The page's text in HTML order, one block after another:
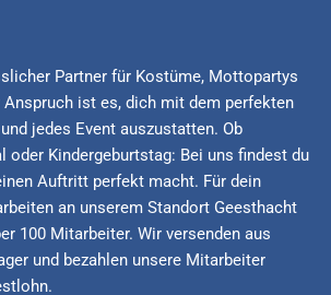
Partner für Kostüme, Mottopartys
Anspruch ist es, dich mit dem perfekten
jedes Event auszustatten. Ob
oder Kindergeburtstag: Bei uns findest du
Auftritt perfekt macht. Für dein
an unserem Standort Geesthacht
100 Mitarbeiter. Wir versenden aus
und bezahlen unsere Mitarbeiter